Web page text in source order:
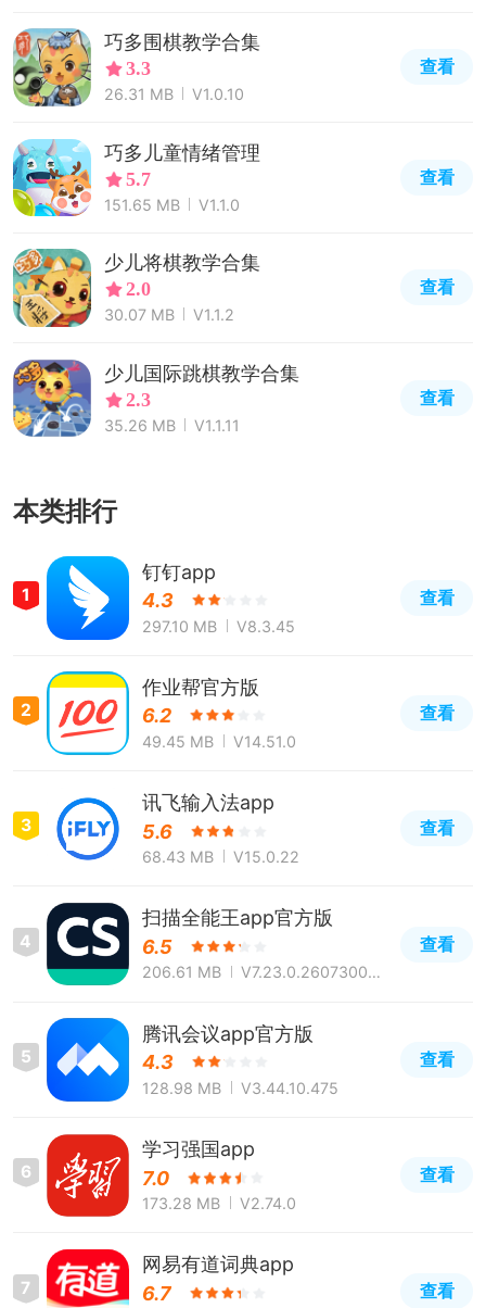
巧多围棋教学合集
3.3
26.31 MB V1.0.10
查看
巧多儿童情绪管理
5.7
151.65 MB V1.1.0
查看
少儿将棋教学合集
2.0
30.07 MB V1.1.2
查看
少儿国际跳棋教学合集
2.3
35.26 MB V1.1.11
查看
本类排行
1
钉钉app
4.3
297.10 MB V8.3.45
查看
2
作业帮官方版
6.2
49.45 MB V14.51.0
查看
3
讯飞输入法app
5.6
68.43 MB V15.0.22
查看
4
扫描全能王app官方版
6.5
206.61 MB
V7.23.0.260730000
查看
5
腾讯会议app官方版
4.3
128.98 MB V3.44.10.475
查看
6
学习强国app
7.0
173.28 MB V2.74.0
查看
7
网易有道词典app
6.7
查看